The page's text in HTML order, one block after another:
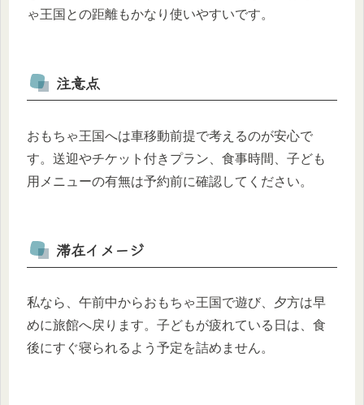
ゃ王国との距離もかなり使いやすいです。
注意点
おもちゃ王国へは車移動前提で考えるのが安心で
す。送迎やチケット付きプラン、食事時間、子ども
用メニューの有無は予約前に確認してください。
滞在イメージ
私なら、午前中からおもちゃ王国で遊び、夕方は早
めに旅館へ戻ります。子どもが疲れている日は、食
後にすぐ寝られるよう予定を詰めません。